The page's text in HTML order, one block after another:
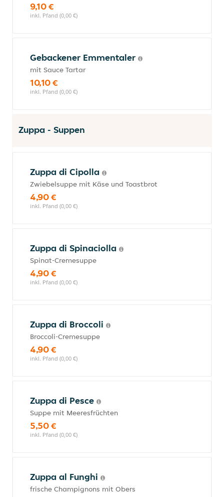
9,10 €
inkl. Pfand (0,00 €)
Gebackener Emmentaler
mit Sauce Tartar
10,10 €
inkl. Pfand (0,00 €)
Zuppa - Suppen
Zuppa di Cipolla
Zwiebelsuppe mit Käse und Toastbrot
4,90 €
inkl. Pfand (0,00 €)
Zuppa di Spinaciolla
Spinat-Cremesuppe
4,90 €
inkl. Pfand (0,00 €)
Zuppa di Broccoli
Broccoli-Cremesuppe
4,90 €
inkl. Pfand (0,00 €)
Zuppa di Pesce
Suppe mit Meeresfrüchten
5,50 €
inkl. Pfand (0,00 €)
Zuppa al Funghi
frische Champignons mit Obers